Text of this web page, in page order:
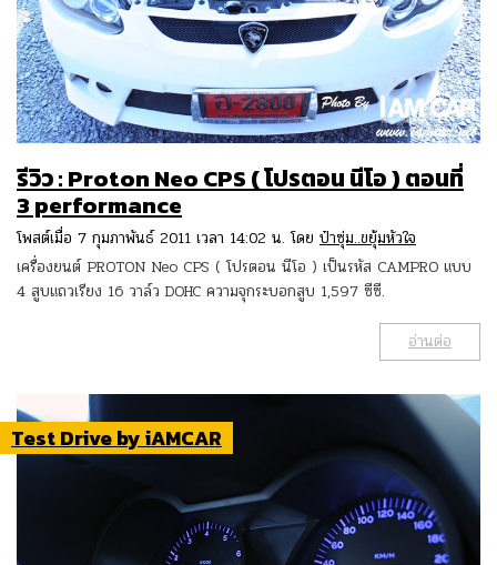
รีวิว : Proton Neo CPS ( โปรตอน นีโอ ) ตอนที่
3 performance
โพสต์เมื่อ 7 กุมภาพันธ์ 2011 เวลา 14:02 น. โดย ป๋าซุ่ม..ขยุ้มหัวใจ
เครื่องยนต์ PROTON Neo CPS ( โปรตอน นีโอ ) เป็นรหัส CAMPRO แบบ
4 สูบแถวเรียง 16 วาล์ว DOHC ความจุกระบอกสูบ 1,597 ซีซี.
อ่านต่อ
Test Drive by iAMCAR